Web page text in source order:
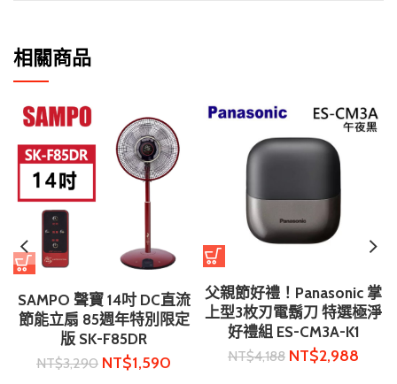
相關商品
SAMPO 聲寶 14吋 DC直流
節能立扇 85週年特別限定
版 SK-F85DR
NT$3,290 NT$1,590
父親節好禮！Panasonic 掌
上型3枚刃電鬍刀 特選極淨
好禮組 ES-CM3A-K1
NT$4,188 NT$2,988